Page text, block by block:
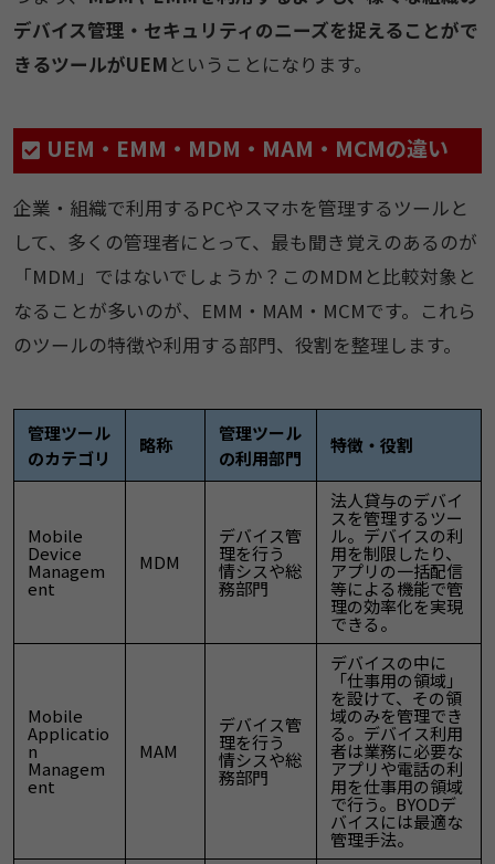
デバイス管理・セキュリティのニーズを捉えることがで
きるツールがUEMということになります。
UEM・EMM・MDM・MAM・MCMの違い
企業・組織で利用するPCやスマホを管理するツールと
して、多くの管理者にとって、最も聞き覚えのあるのが
「MDM」ではないでしょうか？このMDMと比較対象と
なることが多いのが、EMM・MAM・MCMです。これら
のツールの特徴や利用する部門、役割を整理します。
管理ツール
のカテゴリ
略称
管理ツール
の利用部門
特徴・役割
Mobile
Device
Managem
ent
MDM
デバイス管
理を行う
情シスや総
務部門
法人貸与のデバイ
スを管理するツー
ル。デバイスの利
用を制限したり、
アプリの一括配信
等による機能で管
理の効率化を実現
できる。
Mobile
Applicatio
n
Managem
ent
MAM
デバイス管
理を行う
情シスや総
務部門
デバイスの中に
「仕事用の領域」
を設けて、その領
域のみを管理でき
る。デバイス利用
者は業務に必要な
アプリや電話の利
用を仕事用の領域
で行う。BYODデ
バイスには最適な
管理手法。